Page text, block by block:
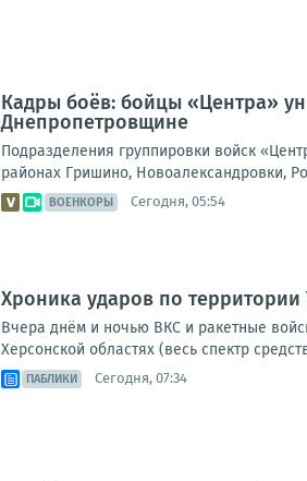
Кадры боёв: бойцы «Центра»
Днепропетровщине
Подразделения группировки войск
районах Гришино, Новоалександровки,
ВОЕНКОРЫ Сегодня, 05:54
Хроника ударов по территории
Вчера днём и ночью ВКС и ракетные
Херсонской областях (весь спектр
ПАБЛИКИ Сегодня, 07:34